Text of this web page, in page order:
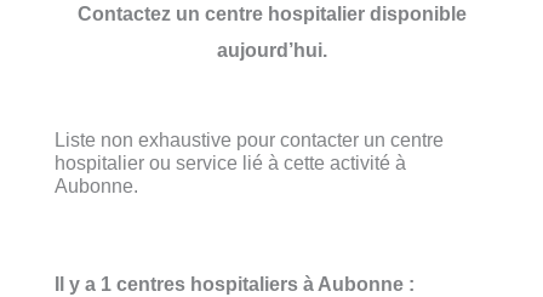
Contactez un centre hospitalier disponible
aujourd’hui.
Liste non exhaustive pour contacter un centre
hospitalier ou service lié à cette activité à
Aubonne.
Il y a 1 centres hospitaliers à Aubonne :